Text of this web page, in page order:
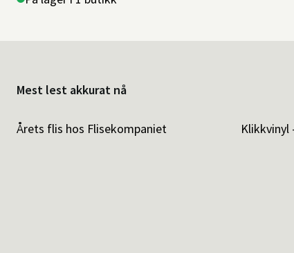
Mest lest akkurat nå
Årets flis hos Flisekompaniet Klikkvinyl